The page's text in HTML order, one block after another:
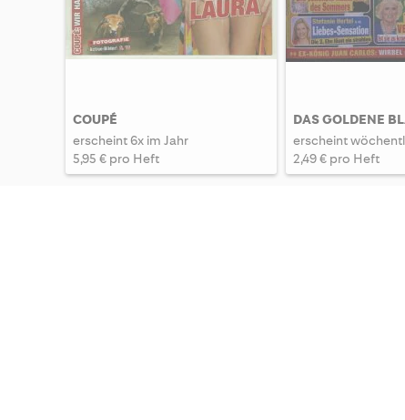
COUPÉ
erscheint 6x im Jahr
5,95 € pro Heft
DAS GOLDENE
erscheint
2,49 € pro Heft